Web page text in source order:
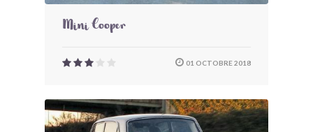
Mini Cooper
01 OCTOBRE 2018